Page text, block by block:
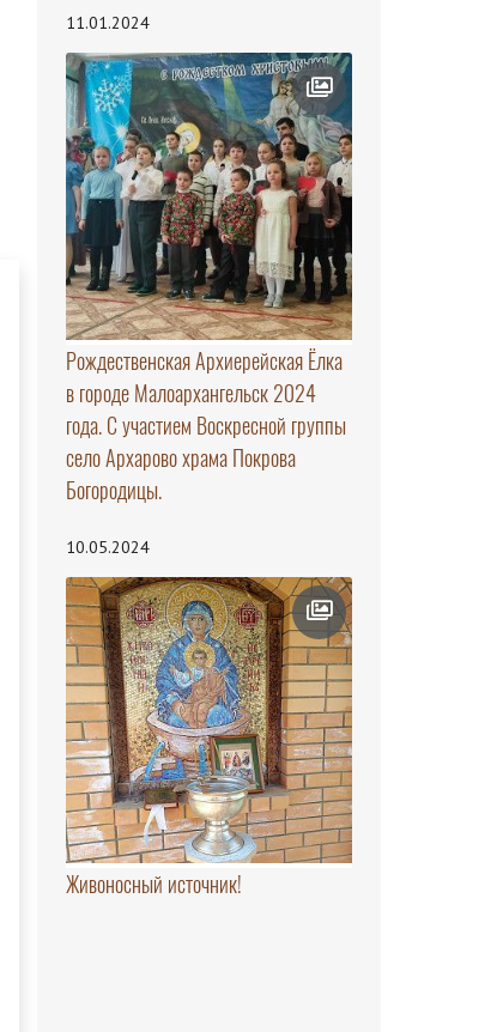
11.01.2024
Рождественская Архиерейская Ёлка
в городе Малоархангельск 2024
года. С участием Воскресной группы
село Архарово храма Покрова
Богородицы.
10.05.2024
Живоносный источник!